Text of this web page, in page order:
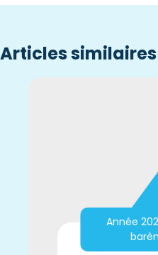
Articles similaires
Année